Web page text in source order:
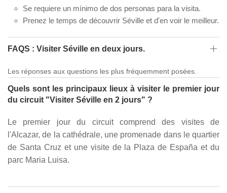
Se requiere un mínimo de dos personas para la visita.
Prenez le temps de découvrir Séville et d'en voir le meilleur.
FAQS : Visiter Séville en deux jours.
Les réponses aux questions les plus fréquemment posées.
Quels sont les principaux lieux à visiter le premier jour
du circuit "Visiter Séville en 2 jours" ?
Le premier jour du circuit comprend des visites de
l'Alcazar, de la cathédrale, une promenade dans le quartier
de Santa Cruz et une visite de la Plaza de España et du
parc Maria Luisa.